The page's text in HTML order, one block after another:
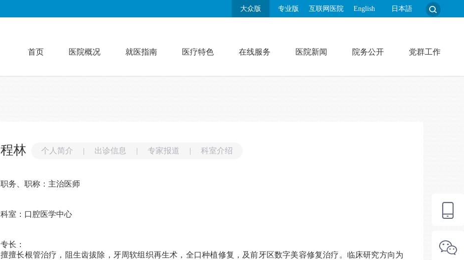
大众版 专业版 互联网医院 English 日本語
首页 医院概况 就医指南 医疗特色 在线服务 医院新闻 院务公开 党群工作
程林 个人简介 | 出诊信息 | 专家报道 | 科室介绍
职务、职称：主治医师
科室：口腔医学中心
专长：
擅擅长根管治疗，阻生齿拔除，牙周软组织再生术，全口种植修复，及前牙区数字美容修复治疗。临床研究方向为